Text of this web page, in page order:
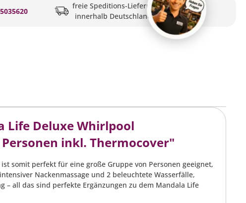
freie Speditions-Lieferung
innerhalb Deutschlands
Deluxe Whirlpool
inkl. Thermocover"
somit perfekt für eine große Gruppe von Personen geeignet,
Nackenmassage und 2 beleuchtete Wasserfälle,
– all das sind perfekte Ergänzungen zu dem Mandala Life